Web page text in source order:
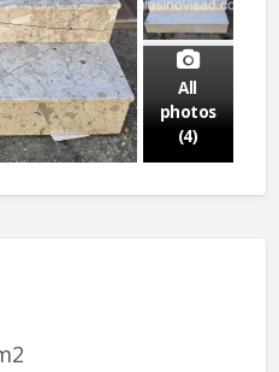
All
photos
(4)